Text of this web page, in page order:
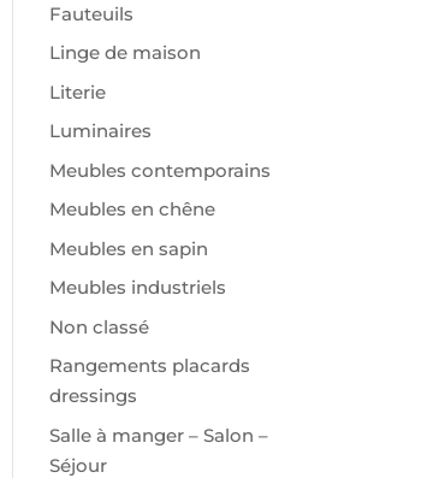
Fauteuils
Linge de maison
Literie
Luminaires
Meubles contemporains
Meubles en chêne
Meubles en sapin
Meubles industriels
Non classé
Rangements placards
dressings
Salle à manger – Salon –
Séjour